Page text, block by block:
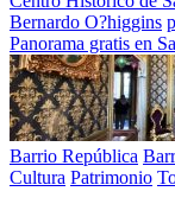
Bernardo O?higgins
Panorama gratis en
Barrio República
Cultura Patrimonio